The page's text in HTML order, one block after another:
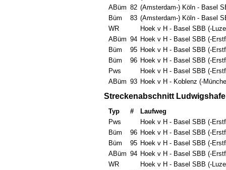
ABüm 82 (Amsterdam-) Köln - Basel
Büm
83 (Amsterdam-) Köln - Basel
WR
Hoek v H - Basel SBB (-
ABüm 94 Hoek v H - Basel SBB (-
Büm
95 Hoek v H - Basel SBB (-
Büm
96 Hoek v H - Basel SBB (-
Pws
Hoek v H - Basel SBB (-
ABüm 93 Hoek v H - Koblenz (-
Streckenabschnitt
Typ #
Laufweg
Pws
Hoek v H - Basel SBB (-
Büm
96 Hoek v H - Basel SBB (-
Büm
95 Hoek v H - Basel SBB (-
ABüm 94 Hoek v H - Basel SBB (-
WR
Hoek v H - Basel SBB (-